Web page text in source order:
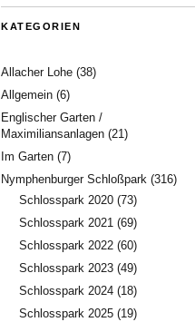
KATEGORIEN
Allacher Lohe (38)
Allgemein (6)
Englischer Garten /
Maximiliansanlagen (21)
Im Garten (7)
Nymphenburger Schloßpark (316)
Schlosspark 2020 (73)
Schlosspark 2021 (69)
Schlosspark 2022 (60)
Schlosspark 2023 (49)
Schlosspark 2024 (18)
Schlosspark 2025 (19)